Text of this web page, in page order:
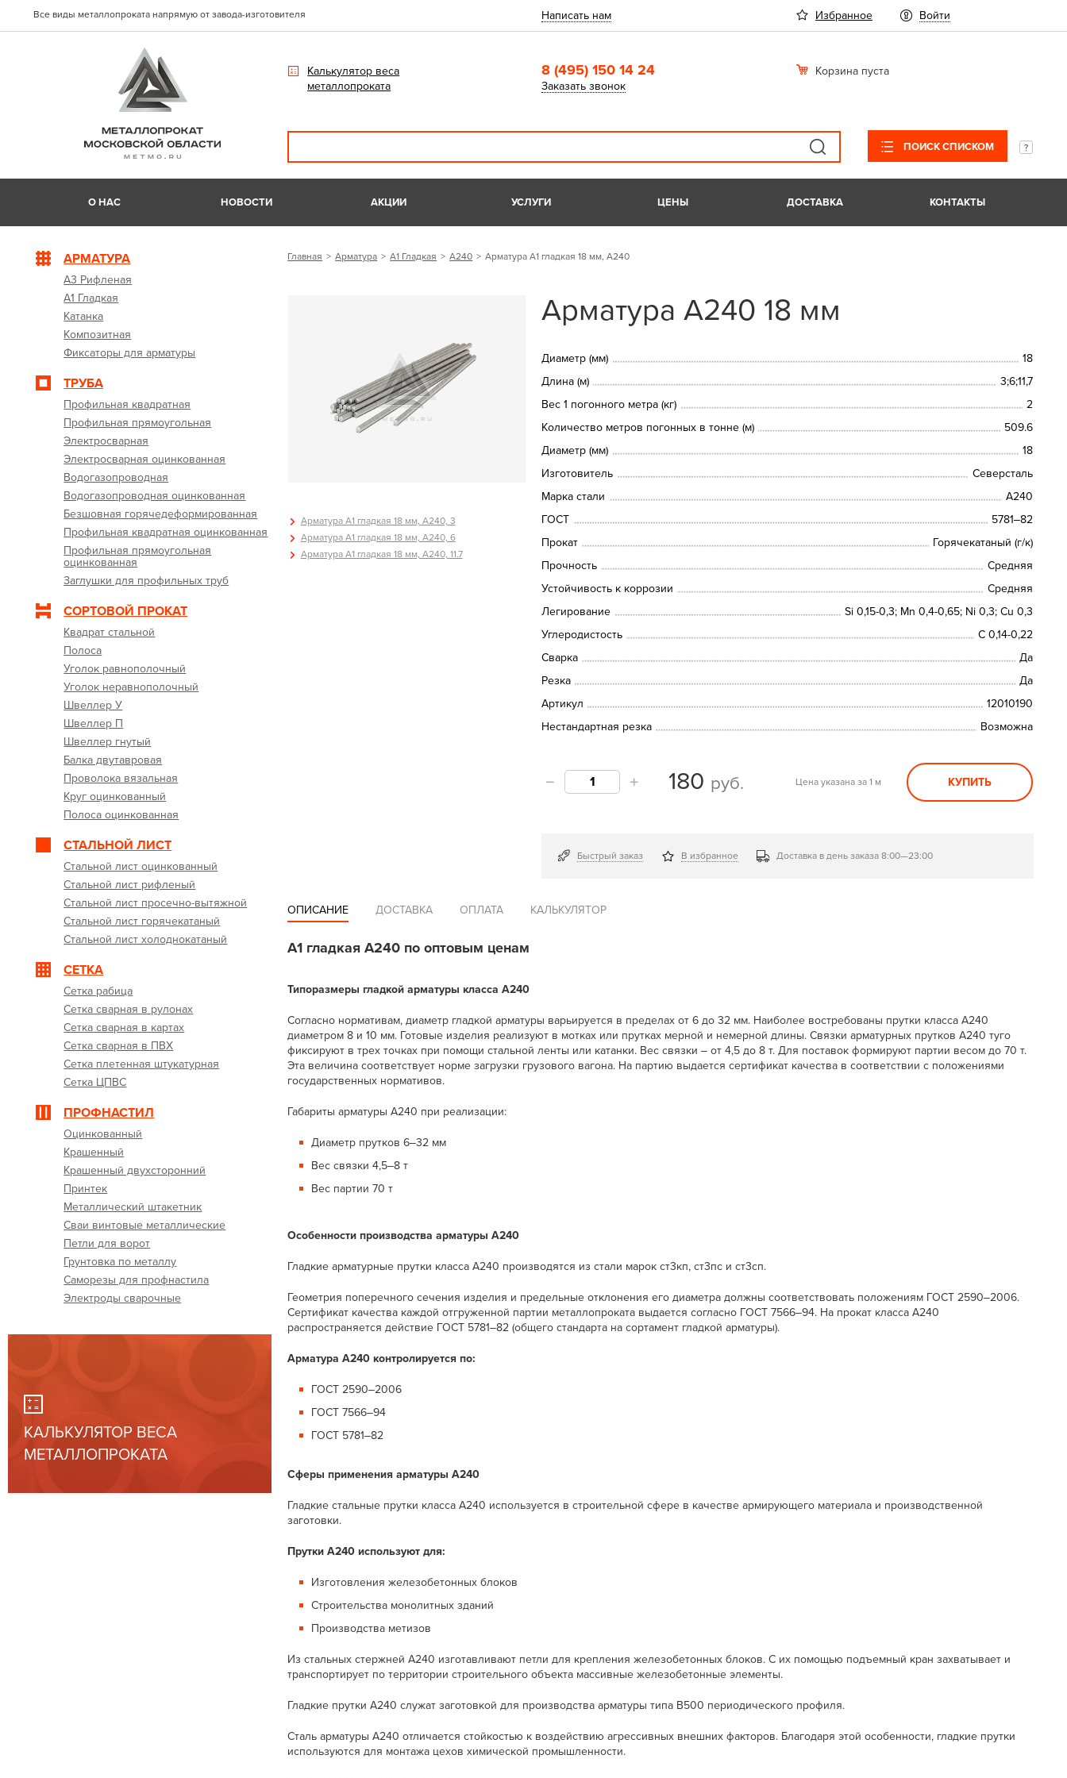
Все виды металлопроката напрямую от завода-изготовителя Написать нам Избранное Войти
Калькулятор веса
металлопроката
8 (495) 150 14 24
Заказать звонок
Корзина пуста
ПОИСК СПИСКОМ
О НАС НОВОСТИ АКЦИИ УСЛУГИ ЦЕНЫ ДОСТАВКА КОНТАКТЫ
АРМАТУРА
А3 Рифленая
А1 Гладкая
Катанка
Композитная
Фиксаторы для арматуры
ТРУБА
Профильная квадратная
Профильная прямоугольная
Электросварная
Электросварная оцинкованная
Водогазопроводная
Водогазопроводная оцинкованная
Безшовная горячедеформированная
Профильная квадратная оцинкованная
Профильная прямоугольная
оцинкованная
Заглушки для профильных труб
СОРТОВОЙ ПРОКАТ
Квадрат стальной
Полоса
Уголок равнополочный
Уголок неравнополочный
Швеллер У
Швеллер П
Швеллер гнутый
Балка двутавровая
Проволока вязальная
Круг оцинкованный
Полоса оцинкованная
СТАЛЬНОЙ ЛИСТ
Стальной лист оцинкованный
Стальной лист рифленый
Стальной лист просечно-вытяжной
Стальной лист горячекатаный
Стальной лист холоднокатаный
СЕТКА
Сетка рабица
Сетка сварная в рулонах
Сетка сварная в картах
Сетка сварная в ПВХ
Сетка плетенная штукатурная
Сетка ЦПВС
ПРОФНАСТИЛ
Оцинкованный
Крашенный
Крашенный двухсторонний
Принтек
Металлический штакетник
Сваи винтовые металлические
Петли для ворот
Грунтовка по металлу
Саморезы для профнастила
Электроды сварочные
КАЛЬКУЛЯТОР ВЕСА
МЕТАЛЛОПРОКАТА
Главная Арматура А1 Гладкая А240 Арматура А1 гладкая 18 мм, А240
Арматура А1 гладкая 18 мм, А240, 3
Арматура А1 гладкая 18 мм, А240, 6
Арматура А1 гладкая 18 мм, А240, 11.7
Арматура А240 18 мм
Диаметр (мм)
18
Длина (м)
3;6;11,7
Вес 1 погонного метра (кг)
2
Количество метров погонных в тонне (м)
509.6
Диаметр (мм)
18
Изготовитель
Северсталь
Марка стали
А240
ГОСТ
5781‒82
Прокат
Горячекатаный (г/к)
Прочность
Средняя
Устойчивость к коррозии
Средняя
Легирование
Si 0,15-0,3; Mn 0,4-0,65; Ni 0,3; Cu 0,3
Углеродистость
С 0,14-0,22
Сварка
Да
Резка
Да
Артикул
12010190
Нестандартная резка
Возможна
180 руб. Цена указана за 1 м КУПИТЬ
Быстрый заказ В избранное Доставка в день заказа 8:00—23:00
ОПИСАНИЕ ДОСТАВКА ОПЛАТА КАЛЬКУЛЯТОР
А1 гладкая А240 по оптовым ценам
Типоразмеры гладкой арматуры класса А240
Согласно нормативам, диаметр гладкой арматуры варьируется в пределах от 6 до 32 мм. Наиболее востребованы прутки класса А240
диаметром 8 и 10 мм. Готовые изделия реализуют в мотках или прутках мерной и немерной длины. Связки арматурных прутков А240 туго
фиксируют в трех точках при помощи стальной ленты или катанки. Вес связки ‒ от 4,5 до 8 т. Для поставок формируют партии весом до 70 т.
Эта величина соответствует норме загрузки грузового вагона. На партию выдается сертификат качества в соответствии с положениями
государственных нормативов.
Габариты арматуры А240 при реализации:
Диаметр прутков 6‒32 мм
Вес связки 4,5‒8 т
Вес партии 70 т
Особенности производства арматуры А240
Гладкие арматурные прутки класса А240 производятся из стали марок ст3кп, ст3пс и ст3сп.
Геометрия поперечного сечения изделия и предельные отклонения его диаметра должны соответствовать положениям ГОСТ 2590‒2006.
Сертификат качества каждой отгруженной партии металлопроката выдается согласно ГОСТ 7566‒94. На прокат класса А240
распространяется действие ГОСТ 5781‒82 (общего стандарта на сортамент гладкой арматуры).
Арматура А240 контролируется по:
ГОСТ 2590‒2006
ГОСТ 7566‒94
ГОСТ 5781‒82
Сферы применения арматуры А240
Гладкие стальные прутки класса А240 используется в строительной сфере в качестве армирующего материала и производственной
заготовки.
Прутки А240 используют для:
Изготовления железобетонных блоков
Строительства монолитных зданий
Производства метизов
Из стальных стержней А240 изготавливают петли для крепления железобетонных блоков. С их помощью подъемный кран захватывает и
транспортирует по территории строительного объекта массивные железобетонные элементы.
Гладкие прутки А240 служат заготовкой для производства арматуры типа В500 периодического профиля.
Сталь арматуры А240 отличается стойкостью к воздействию агрессивных внешних факторов. Благодаря этой особенности, гладкие прутки
используются для монтажа цехов химической промышленности.